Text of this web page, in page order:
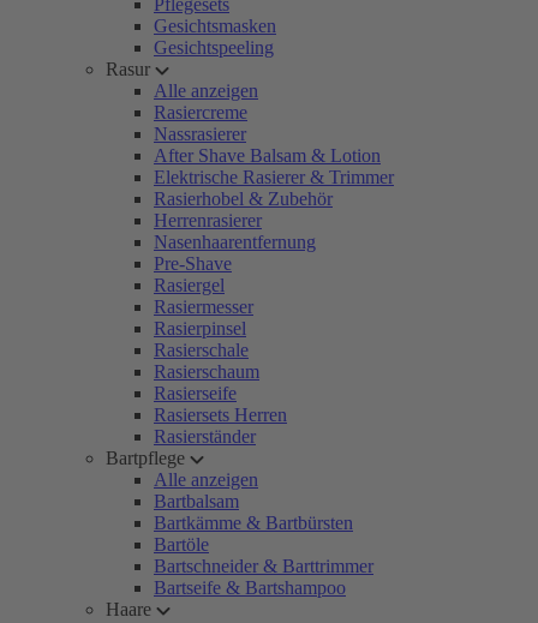
Pflegesets
Gesichtsmasken
Gesichtspeeling
Rasur
Alle anzeigen
Rasiercreme
Nassrasierer
After Shave Balsam & Lotion
Elektrische Rasierer & Trimmer
Rasierhobel & Zubehör
Herrenrasierer
Nasenhaarentfernung
Pre-Shave
Rasiergel
Rasiermesser
Rasierpinsel
Rasierschale
Rasierschaum
Rasierseife
Rasiersets Herren
Rasierständer
Bartpflege
Alle anzeigen
Bartbalsam
Bartkämme & Bartbürsten
Bartöle
Bartschneider & Barttrimmer
Bartseife & Bartshampoo
Haare